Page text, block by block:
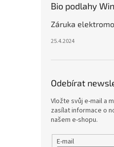
Bio podlahy
Záruka
25.4.2024
Odebírat
Vložte svůj e-mail a
zasílat informace o
našem e-shopu.
E-mail